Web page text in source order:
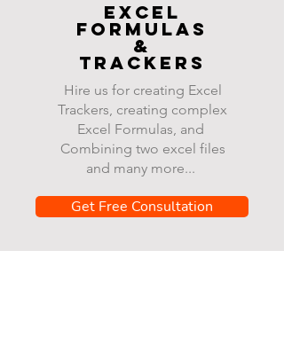
Excel
FOrmulas
&
Trackers
Hire us for creating Excel
Trackers, creating complex
Excel Formulas, and
Combining two excel files
and many more...
Get Free Consultation